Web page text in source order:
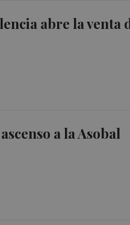
abre la venta
a la Asobal